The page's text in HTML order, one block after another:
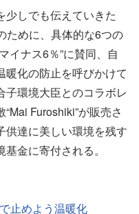
しでも伝えていきた
ために、具体的な6つの
イナス6％”に賛同、自
暖化の防止を呼びかけて
子環境大臣とのコラボレ
Furoshiki”が販売さ
供達に美しい環境を残す
金に寄付される。
止めよう温暖化